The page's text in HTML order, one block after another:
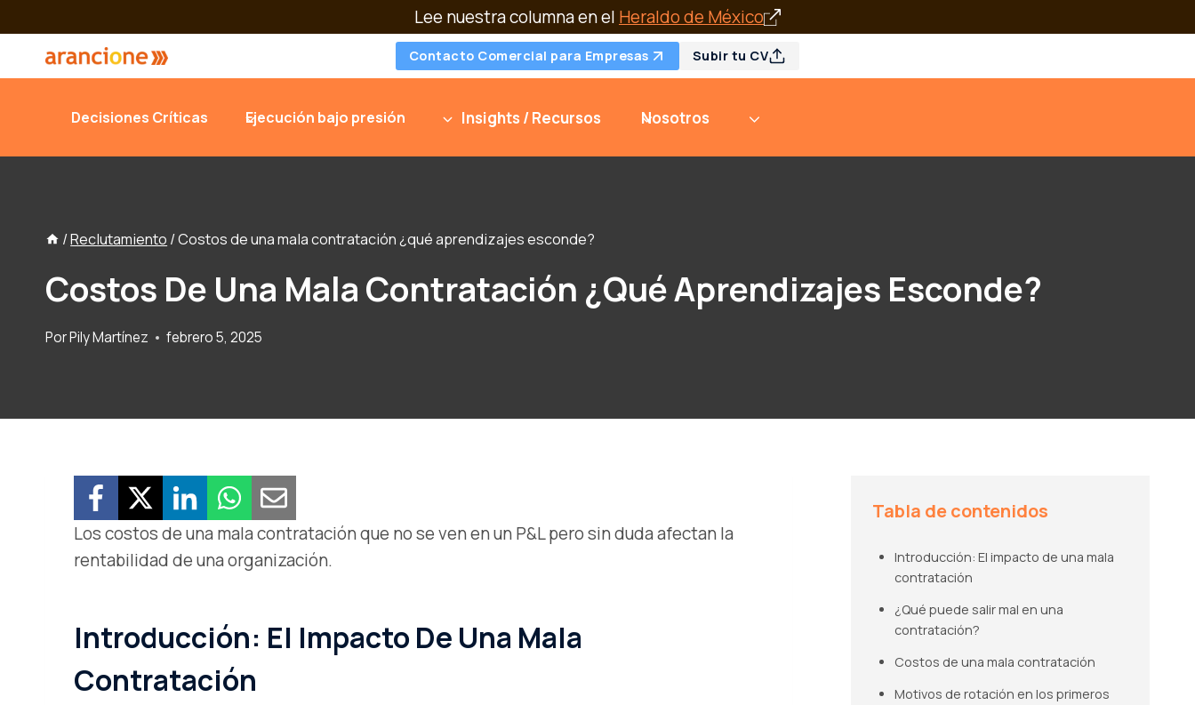
Lee nuestra columna en el Heraldo de México
al
Contacto Comercial para Empresas Subir tu CV
Decisiones Críticas Ejecución bajo presión Insights / Recursos Nosotros
/Reclutamiento /Costos de una mala contratación ¿qué aprendizajes esconde?
Costos De Una Mala Contratación ¿qué Aprendizajes Esconde?
PorPily Martínez febrero 5, 2025
Los costos de una mala contratación que no se ven en un P&L pero sin duda afectan la
rentabilidad de una organización.
Introducción: El Impacto De Una Mala
Contratación
Tabla de contenidos
Introducción: El impacto de una mala
contratación
¿Qué puede salir mal en una
contratación?
Costos de una mala contratación
Motivos de rotación en los primeros